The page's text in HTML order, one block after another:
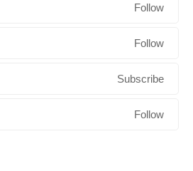
Follow
Follow
Subscribe
Follow